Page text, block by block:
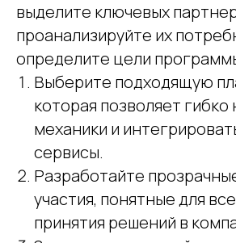
выделите ключевых
проанализируйте их
определите цели
Выберите подходящую
которая позволяет гибко
механики и
сервисы.
Разработайте
участия, понятные для
принятия решений в